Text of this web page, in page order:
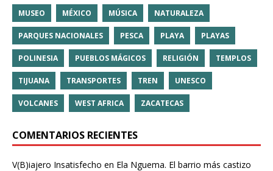
MUSEO MÉXICO MÚSICA NATURALEZA
PARQUES NACIONALES PESCA PLAYA PLAYAS
POLINESIA PUEBLOS MÁGICOS RELIGIÓN TEMPLOS
TIJUANA TRANSPORTES TREN UNESCO
VOLCANES WEST AFRICA ZACATECAS
COMENTARIOS RECIENTES
V(B)iajero Insatisfecho en Ela Nguema. El barrio más castizo